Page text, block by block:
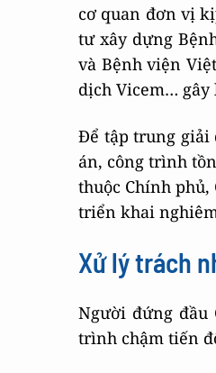
cơ quan đơn vị
tư xây dựng
và Bệnh viện
dịch Vicem…
Để tập trung giải
án, công trình
thuộc Chính
triển khai
Xử lý trách
Người đứng đầu
trình chậm tiến